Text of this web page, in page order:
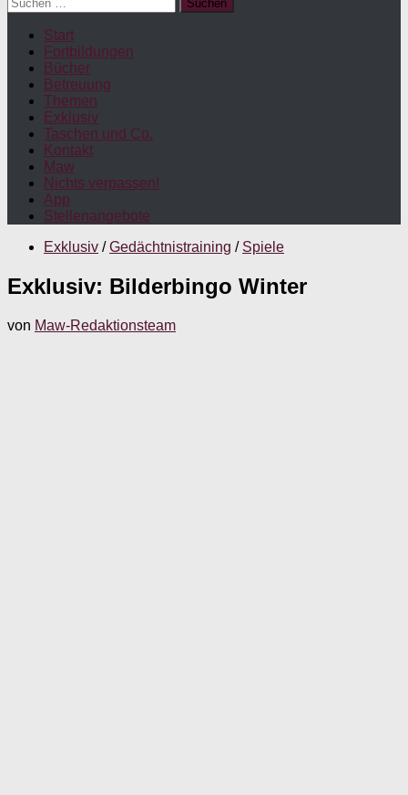
nach:
Start
Fortbildungen
Bücher
Betreuung
Themen
Exklusiv
Taschen und Co.
Kontakt
Maw
Nichts verpassen!
App
Stellenangebote
Exklusiv / Gedächtnistraining / Spiele
Exklusiv: Bilderbingo Winter
von Maw-Redaktionsteam